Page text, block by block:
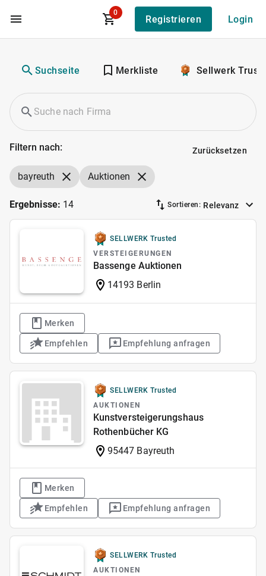
Zum Hauptinhalt
0
Registrieren Login
Suchseite Merkliste Sellwerk
Filtern nach: Zurücksetzen
bayreuth Auktionen
Ergebnisse: 14 Sortieren: Relevanz
SELLWERK Trusted
VERSTEIGERUNGEN
Bassenge Auktionen
14193 Berlin
Merken
Empfehlen Empfehlung anfragen
SELLWERK Trusted
AUKTIONEN
Kunstversteigerungshaus
Rothenbücher KG
95447 Bayreuth
Merken
Empfehlen Empfehlung anfragen
SELLWERK Trusted
AUKTIONEN